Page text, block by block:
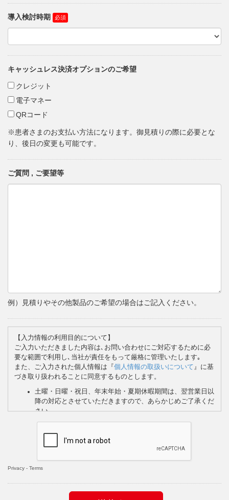
導入検討時期
キャッシュレス決済オプションのご希望
クレジット
電子マネー
QRコード
※患者さまのお支払い方法になります。御見積りの際に必要とな
り、後日の変更も可能です。
ご質問 , ご要望等
例）見積りやその他製品のご希望の場合はご記入ください。
【入力情報の利用目的について】
ご入力いただきました内容は､お問い合わせにご対応するために必
要な範囲で利用し､当社が責任をもって厳格に管理いたします｡
また、ご入力された個人情報は『個人情報の取扱いについて 』に基
づき取り扱われることに同意するものとします。
土曜・日曜・祝日、年末年始・夏期休暇期間は、翌営業日以
降の対応とさせていただきますので、あらかじめご了承くだ
さい。
お問い合わせの内容によってはメールではなく、書面や電
お問い合わせの内容や地域によっては担当の支店よりご回答
させていただく場合がございます。
必須印の項目は必ず入力をお願いいたします。
を入れ「送信する」ボタンを押してください。
Privacy - Terms